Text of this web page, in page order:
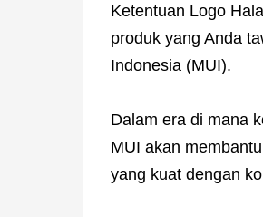
Ketentuan Logo
produk yang Anda
Indonesia (MUI).
Dalam era di mana
MUI akan
yang kuat dengan